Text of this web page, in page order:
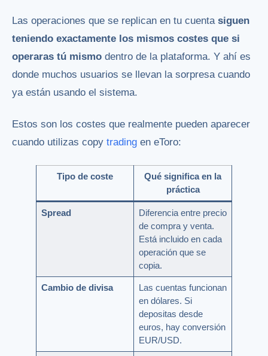
Las operaciones que se replican en tu cuenta siguen
teniendo exactamente los mismos costes que si
operaras tú mismo dentro de la plataforma. Y ahí es
donde muchos usuarios se llevan la sorpresa cuando
ya están usando el sistema.
Estos son los costes que realmente pueden aparecer
cuando utilizas copy trading en eToro:
Tipo de coste
Qué significa en la
práctica
Spread
Diferencia entre precio
de compra y venta.
Está incluido en cada
operación que se
copia.
Cambio de divisa
Las cuentas funcionan
en dólares. Si
depositas desde
euros, hay conversión
EUR/USD.